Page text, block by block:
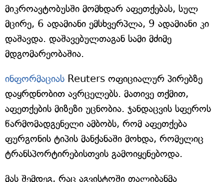
მიკროავტობუსში მომხდარ აფეთქებას, სულ
მცირე, 6 ადამიანი ემსხვერპლა, 9 ადამიანი კი
დაშავდა. დაშავებულთაგან სამი მძიმე
მდგომარეობაშია.
ინფორმაციას Reuters ოფიციალურ პირებზე
დაყრდნობით ავრცელებს. მათივე თქმით,
აფეთქების მიზეზი უცნობია. ჯანდაცვის სფეროს
წარმომადგენელი ამბობს, რომ აფეთქება
ფურგონის ტიპის მანქანაში მოხდა, რომელიც
ტრანსპორტირებისთვის გამოიყენებოდა.
მას შემდეგ, რაც აგვისტოში თალიბანმა